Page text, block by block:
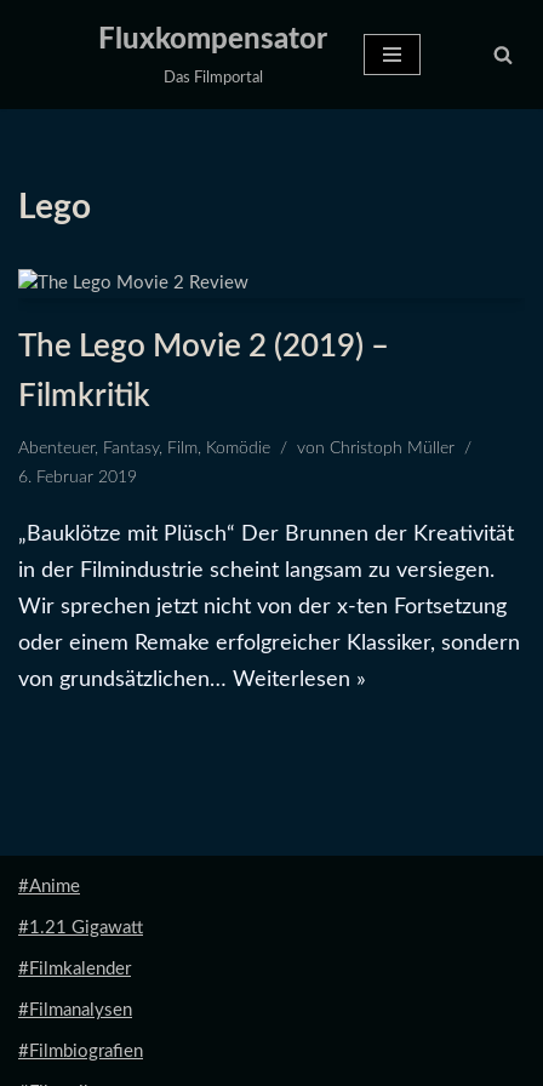
Fluxkompensator
Das Filmportal
Lego
The Lego Movie 2 (2019) –
Filmkritik
Abenteuer, Fantasy, Film, Komödie von Christoph Müller
6. Februar 2019
„Bauklötze mit Plüsch“ Der Brunnen der Kreativität
in der Filmindustrie scheint langsam zu versiegen.
Wir sprechen jetzt nicht von der x-ten Fortsetzung
oder einem Remake erfolgreicher Klassiker, sondern
von grundsätzlichen… Weiterlesen »
#Anime
#1.21 Gigawatt
#Filmkalender
#Filmanalysen
#Filmbiografien